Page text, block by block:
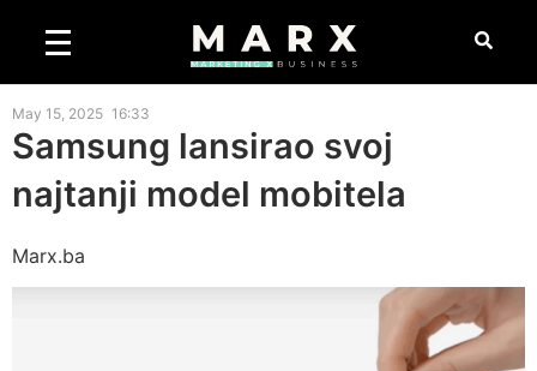
May 15, 2025 16:33
Samsung lansirao svoj
najtanji model mobitela
Marx.ba